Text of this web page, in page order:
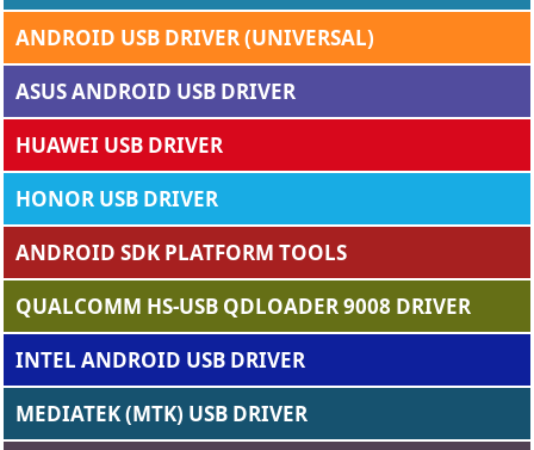
ANDROID USB DRIVER (UNIVERSAL)
ASUS ANDROID USB DRIVER
HUAWEI USB DRIVER
HONOR USB DRIVER
ANDROID SDK PLATFORM TOOLS
QUALCOMM HS-USB QDLOADER 9008 DRIVER
INTEL ANDROID USB DRIVER
MEDIATEK (MTK) USB DRIVER